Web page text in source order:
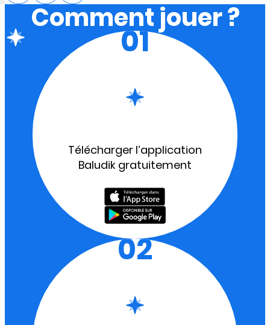
Comment jouer ?
01
Télécharger l’application
Baludik gratuitement
02